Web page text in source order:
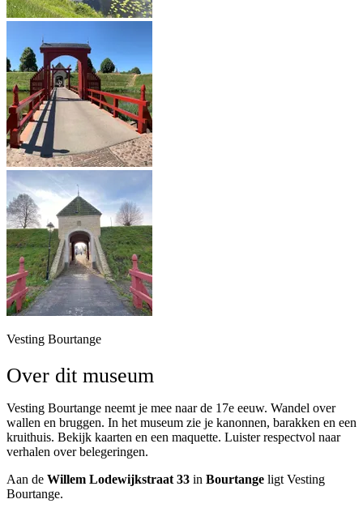
Vesting Bourtange
Over dit museum
Vesting Bourtange neemt je mee naar de 17e eeuw. Wandel over
wallen en bruggen. In het museum zie je kanonnen, barakken en een
kruithuis. Bekijk kaarten en een maquette. Luister respectvol naar
verhalen over belegeringen.
Aan de Willem Lodewijkstraat 33 in Bourtange ligt Vesting
Bourtange.